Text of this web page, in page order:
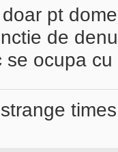
pt
de
se ocupa